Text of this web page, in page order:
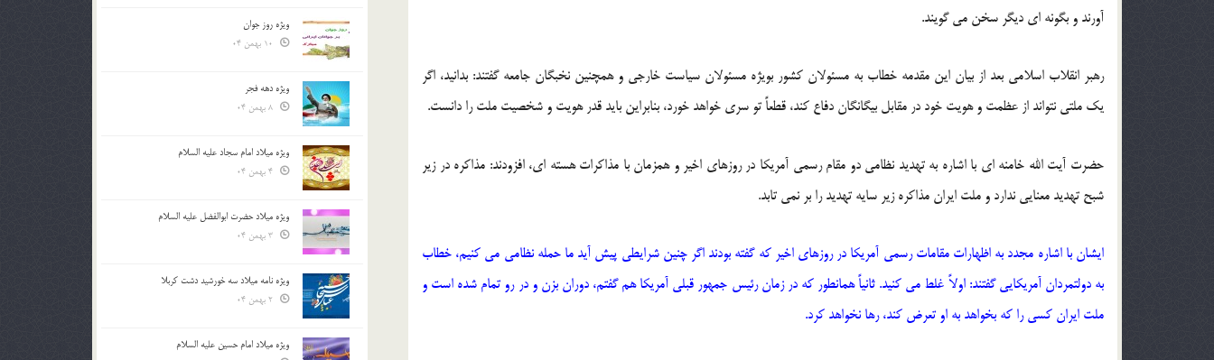
آورند و بگونه ای دیگر سخن می گویند.
رهبر انقلاب اسلامی بعد از بیان این مقدمه خطاب به مسئولان کشور بویژه مسئولان سیاست خارجی و همچنین نخبگان جامعه گفتند: بدانید، اگر
یک ملتی نتواند از عظمت و هویت خود در مقابل بیگانگان دفاع کند، قطعاً تو سری خواهد خورد، بنابراین باید قدر هویت و شخصیت ملت را دانست.
حضرت آیت الله خامنه ای با اشاره به تهدید نظامی دو مقام رسمی آمریکا در روزهای اخیر و همزمان با مذاکرات هسته ای، افزودند: مذاکره در زیر
شبح تهدید معنایی ندارد و ملت ایران مذاکره زیر سایه تهدید را بر نمی تابد.
ایشان با اشاره مجدد به اظهارات مقامات رسمی آمریکا در روزهای اخیر که گفته بودند اگر چنین شرایطی پیش آید ما حمله نظامی می کنیم، خطاب
به دولتمردان آمریکایی گفتند: اولاً غلط می کنید. ثانیاً همانطور که در زمان رئیس جمهور قبلی آمریکا هم گفتم، دوران بزن و در رو تمام شده است و
ملت ایران کسی را که بخواهد به او تعرض کند، رها نخواهد کرد.
ویژه روز جوان
ویژه دهه فجر
ویژه میلاد امام سجاد علیه السلام
ویژه میلاد حضرت ابوالفضل علیه السلام
ویژه نامه میلاد سه خورشید دشت کربلا
ویژه میلاد امام حسین علیه السلام